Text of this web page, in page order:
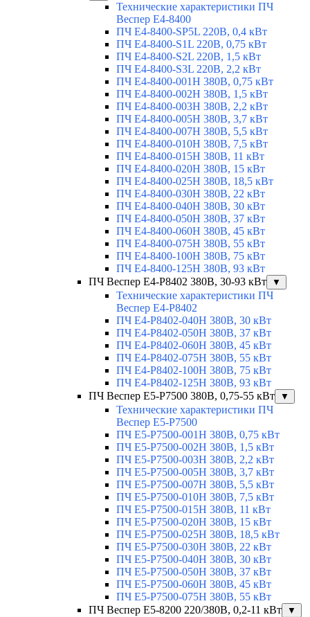
Технические характеристики ПЧ
Веспер E4-8400
ПЧ Е4-8400-SP5L 220В, 0,4 кВт
ПЧ Е4-8400-S1L 220В, 0,75 кВт
ПЧ Е4-8400-S2L 220В, 1,5 кВт
ПЧ Е4-8400-S3L 220В, 2,2 кВт
ПЧ Е4-8400-001H 380В, 0,75 кВт
ПЧ Е4-8400-002H 380В, 1,5 кВт
ПЧ Е4-8400-003H 380В, 2,2 кВт
ПЧ Е4-8400-005H 380В, 3,7 кВт
ПЧ Е4-8400-007H 380В, 5,5 кВт
ПЧ Е4-8400-010H 380В, 7,5 кВт
ПЧ Е4-8400-015H 380В, 11 кВт
ПЧ Е4-8400-020H 380В, 15 кВт
ПЧ Е4-8400-025H 380В, 18,5 кВт
ПЧ Е4-8400-030H 380В, 22 кВт
ПЧ E4-8400-040H 380В, 30 кВт
ПЧ Е4-8400-050Н 380В, 37 кВт
ПЧ Е4-8400-060Н 380В, 45 кВт
ПЧ E4-8400-075H 380В, 55 кВт
ПЧ E4-8400-100H 380В, 75 кВт
ПЧ E4-8400-125H 380В, 93 кВт
ПЧ Веспер E4-P8402 380В, 30-93 кВт
▼
Технические характеристики ПЧ
Веспер E4-P8402
ПЧ Е4-P8402-040Н 380В, 30 кВт
ПЧ Е4-P8402-050Н 380В, 37 кВт
ПЧ Е4-P8402-060Н 380В, 45 кВт
ПЧ Е4-P8402-075Н 380В, 55 кВт
ПЧ Е4-P8402-100Н 380В, 75 кВт
ПЧ Е4-P8402-125Н 380В, 93 кВт
ПЧ Веспер E5-P7500 380В, 0,75-55 кВт
▼
Технические характеристики ПЧ
Веспер E5-P7500
ПЧ E5-Р7500-001H 380В, 0,75 кВт
ПЧ E5-Р7500-002H 380В, 1,5 кВт
ПЧ E5-Р7500-003H 380В, 2,2 кВт
ПЧ E5-Р7500-005H 380В, 3,7 кВт
ПЧ E5-Р7500-007H 380В, 5,5 кВт
ПЧ E5-Р7500-010H 380В, 7,5 кВт
ПЧ E5-Р7500-015H 380В, 11 кВт
ПЧ E5-Р7500-020H 380В, 15 кВт
ПЧ E5-Р7500-025H 380В, 18,5 кВт
ПЧ E5-Р7500-030H 380В, 22 кВт
ПЧ E5-Р7500-040H 380В, 30 кВт
ПЧ E5-Р7500-050H 380В, 37 кВт
ПЧ E5-Р7500-060H 380В, 45 кВт
ПЧ E5-Р7500-075H 380В, 55 кВт
ПЧ Веспер E5-8200 220/380В, 0,2-11 кВт
▼